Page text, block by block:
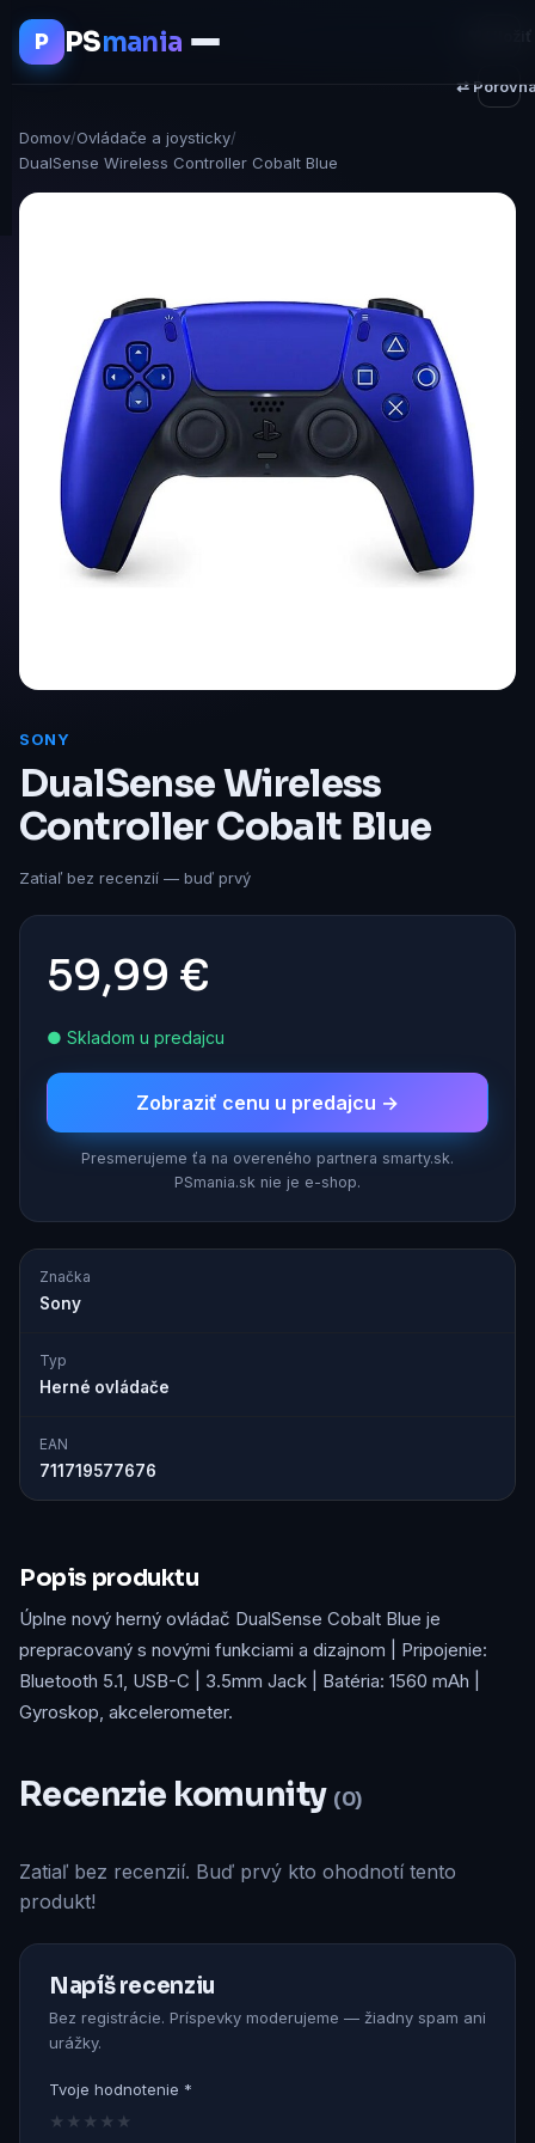
P PSmania
Domov/Ovládače a joysticky/
DualSense Wireless Controller Cobalt Blue
SONY
DualSense Wireless
Controller Cobalt Blue
Zatiaľ bez recenzií — buď prvý
59,99 €
● Skladom u predajcu
Zobraziť cenu u predajcu →
Presmerujeme ťa na overeného partnera smarty.sk.
PSmania.sk nie je e-shop.
Značka
Sony
Typ
Herné ovládače
EAN
711719577676
⇄
Popis produktu
Úplne nový herný ovládač DualSense Cobalt Blue je
prepracovaný s novými funkciami a dizajnom | Pripojenie:
Bluetooth 5.1, USB-C | 3.5mm Jack | Batéria: 1560 mAh |
Gyroskop, akcelerometer.
Recenzie komunity (0)
Zatiaľ bez recenzií. Buď prvý kto ohodnotí tento
produkt!
Napíš recenziu
Bez registrácie. Príspevky moderujeme — žiadny spam ani
urážky.
Tvoje hodnotenie *
★
★
★
★
★